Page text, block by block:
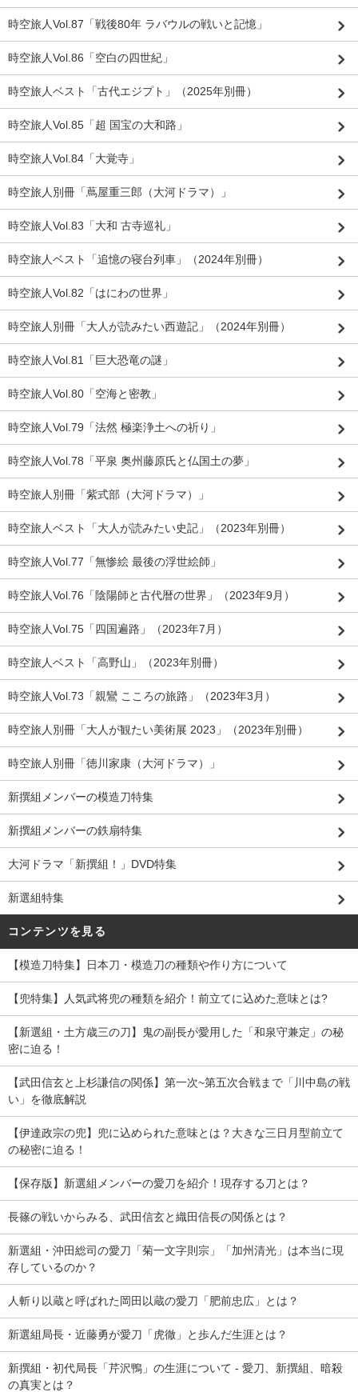
時空旅人Vol.87「戦後80年 ラバウルの戦いと記憶」
時空旅人Vol.86「空白の四世紀」
時空旅人ベスト「古代エジプト」（2025年別冊）
時空旅人Vol.85「超 国宝の大和路」
時空旅人Vol.84「大覚寺」
時空旅人別冊「蔦屋重三郎（大河ドラマ）」
時空旅人Vol.83「大和 古寺巡礼」
時空旅人ベスト「追憶の寝台列車」（2024年別冊）
時空旅人Vol.82「はにわの世界」
時空旅人別冊「大人が読みたい西遊記」（2024年別冊）
時空旅人Vol.81「巨大恐竜の謎」
時空旅人Vol.80「空海と密教」
時空旅人Vol.79「法然 極楽浄土への祈り」
時空旅人Vol.78「平泉 奥州藤原氏と仏国土の夢」
時空旅人別冊「紫式部（大河ドラマ）」
時空旅人ベスト「大人が読みたい史記」（2023年別冊）
時空旅人Vol.77「無惨絵 最後の浮世絵師」
時空旅人Vol.76「陰陽師と古代暦の世界」（2023年9月）
時空旅人Vol.75「四国遍路」（2023年7月）
時空旅人ベスト「高野山」（2023年別冊）
時空旅人Vol.73「親鸞 こころの旅路」（2023年3月）
時空旅人別冊「大人が観たい美術展 2023」（2023年別冊）
時空旅人別冊「徳川家康（大河ドラマ）」
新撰組メンバーの模造刀特集
新撰組メンバーの鉄扇特集
大河ドラマ「新撰組！」DVD特集
新選組特集
コンテンツを見る
【模造刀特集】日本刀・模造刀の種類や作り方について
【兜特集】人気武将兜の種類を紹介！前立てに込めた意味とは?
【新選組・土方歳三の刀】鬼の副長が愛用した「和泉守兼定」の秘
密に迫る！
【武田信玄と上杉謙信の関係】第一次~第五次合戦まで「川中島の戦
い」を徹底解説
【伊達政宗の兜】兜に込められた意味とは？大きな三日月型前立て
の秘密に迫る！
【保存版】新選組メンバーの愛刀を紹介！現存する刀とは？
長篠の戦いからみる、武田信玄と織田信長の関係とは？
新選組・沖田総司の愛刀「菊一文字則宗」「加州清光」は本当に現
存しているのか？
人斬り以蔵と呼ばれた岡田以蔵の愛刀「肥前忠広」とは？
新選組局長・近藤勇が愛刀「虎徹」と歩んだ生涯とは？
新撰組・初代局長「芹沢鴨」の生涯について - 愛刀、新撰組、暗殺
の真実とは？